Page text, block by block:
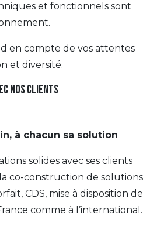
et fonctionnels sont
en compte de vos attentes
et diversité.
nos clients
à chacun sa solution
solides avec ses clients
co-construction de solutions
CDS, mise à disposition de
comme à l’international.